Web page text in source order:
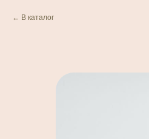
В каталог